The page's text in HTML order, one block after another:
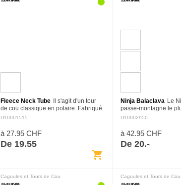
Fleece Neck Tube
Il s'agit d'un tour
de cou classique en polaire. Fabriqué
en polyester polaire de poids moyen
une sensation…
D10001515
à 27.95 CHF
De 19.55
shopping_cart
Ninja Balaclava Le
passe-montagne le
Fabriqué en polyester
davantage comme
D10002950
à 42.95 CHF
De 20.-
Cagoules et Tours de Cou Cagoules et Tours de Cou